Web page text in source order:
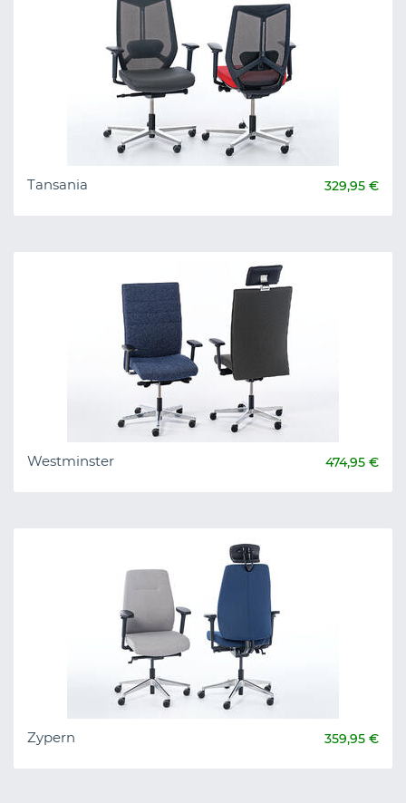
Tansania 329,95 €
Westminster 474,95 €
Zypern 359,95 €